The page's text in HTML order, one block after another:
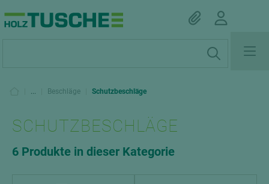
... Beschläge Schutzbeschläge
SCHUTZBESCHLÄGE
6 Produkte in dieser Kategorie